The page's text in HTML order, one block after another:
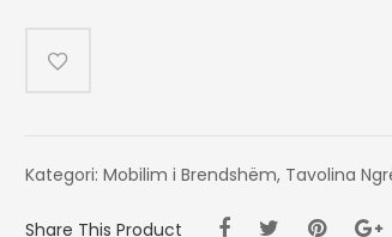
Kategori: Mobilim i Brendshëm, Tavolina
Share This Product